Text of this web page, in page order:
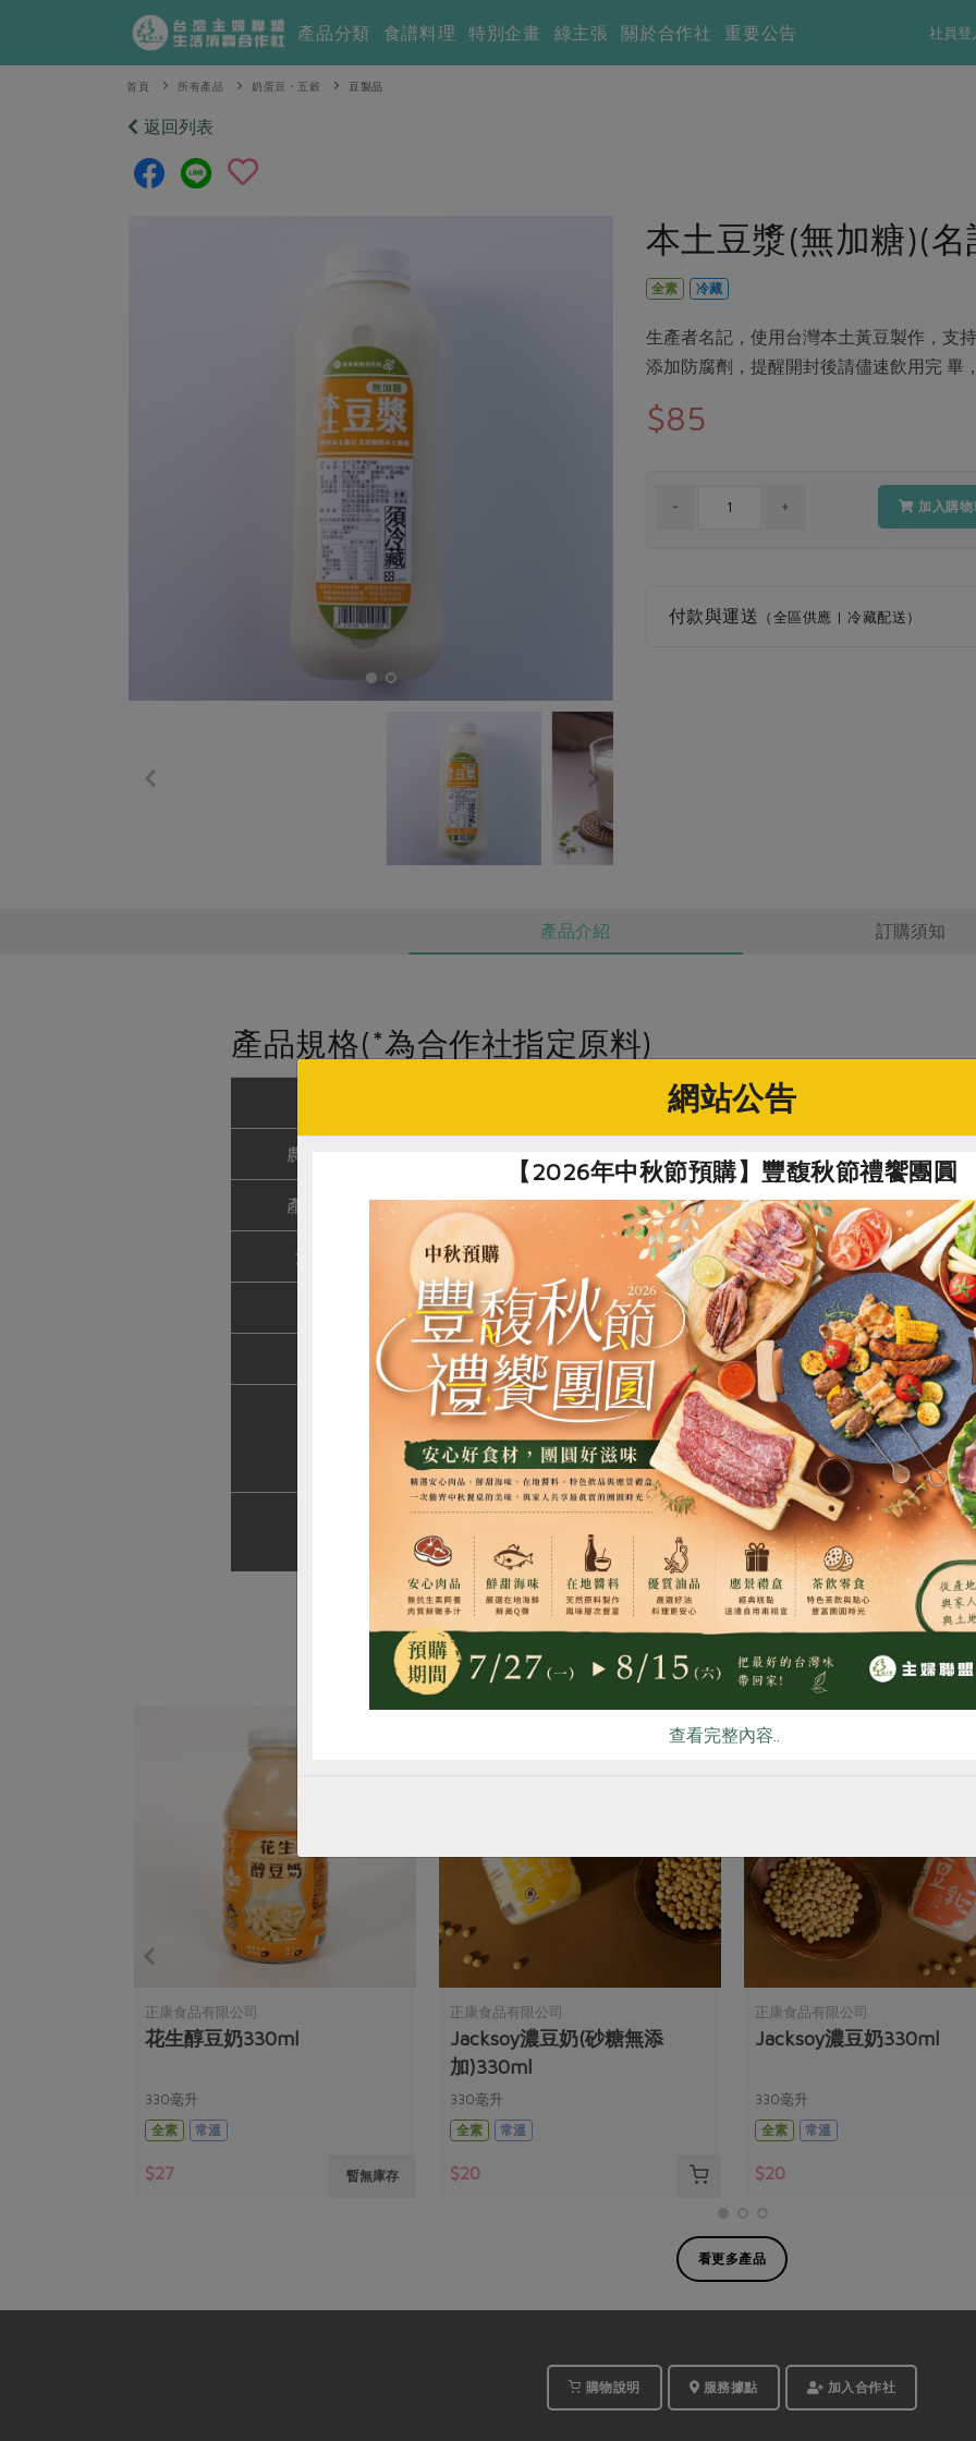
社員登
產品分類 食譜料理 特別企畫 綠主張 關於合作社 重要公告
首頁 所有產品 奶蛋豆・五穀 豆製品
返回列表
本土豆漿(無加糖)(
全素 冷藏
生產者名記，使用台灣本土黃豆製作，支
添加防腐劑，提醒開封後請儘速飲用完 畢
$85
加入購物
付款與運送 （全區供應 | 冷藏配送）
產品介紹 訂購須知
產品規格(*為合作社指定原料)
本土豆漿(無加糖)(名記)-920ml/瓶
農友/生產者 名記豆腐有限公司
產地/原產地 台灣
淨重/數量 920毫升
水、本土黃豆、食品級乳化劑(脂肪酸甘油酯、碳酸鈣、卵磷脂)
未開封冷藏可保存8天
1.本產品不添加防腐劑，請置於冰箱冷藏保存
2.隨時保持低溫度狀態，避免有回溫現象
3.冷藏過程如中斷超過半小時，請勿飲用
1. 本品含有大豆及其製品，對其過敏者請勿食用
2. 開封後請盡速食用完畢，未食用完請冷藏保存
你可能有興趣的產品
正康食品有限公司
花生醇豆奶330ml
330毫升
全素
常溫
$27 暫無庫存
正康食品有限公司
Jacksoy濃豆奶(砂糖無添
加)330ml
330毫升
全素
常溫
$20
正康食品有限公司
Jacksoy濃豆奶330ml
330毫升
全素
常溫
$20
看更多產品
購物說明 服務據點 加入合作社
惜食 RPET 食譜 減硝酸鹽 雞蛋 食安 共同
網站公告
【2026年中秋節預購】豐馥秋節禮饗團圓
查看完整內容..